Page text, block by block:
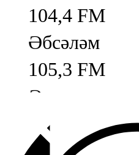
104,4 FM
Әбсәләм
105,3 FM
Әлмәт
92,9 FM
Базарлы матак